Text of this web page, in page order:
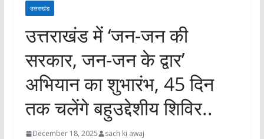
उत्तराखंड
उत्तराखंड में ‘जन-जन की
सरकार, जन-जन के द्वार’
अभियान का शुभारंभ, 45 दिन
तक चलेंगे बहुउद्देशीय शिविर..
December 18, 2025 sach ki awaj